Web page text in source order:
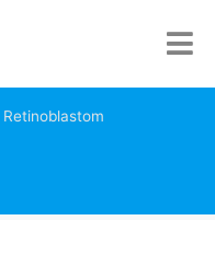
Retinoblastom